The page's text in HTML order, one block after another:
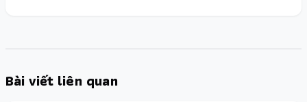
Bài viết liên quan